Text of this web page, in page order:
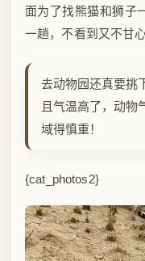
面为了找熊猫和狮子
一趟，不看到又不甘心
去动物园还真要挑
且气温高了，动物
域得慎重！
{cat_photos2}